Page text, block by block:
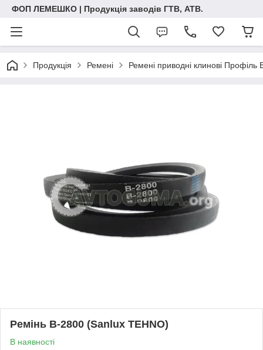
ФОП ЛЕМЕШКО | Продукція заводів ГТВ, АТВ.
Продукція Ремені Ремені приводні клинові
Ремінь B-2800 (Sanlux TEHNO)
В наявності